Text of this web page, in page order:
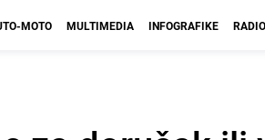
MOTO MULTIMEDIA INFOGRAFIKE RADIO